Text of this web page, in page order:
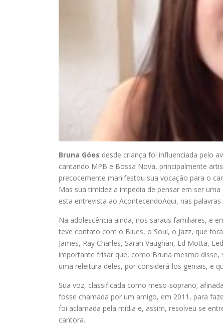
Bruna Góes desde criança foi influenciada pelo
cantando MPB e Bossa Nova, principalmente
precocemente manifestou sua vocação para o
Mas sua timidez a impedia de pensar em ser
esta entrevista ao AcontecendoAqui, nas palavras
Na adolescência ainda, nos saraus familiares, e
teve contato com o Blues, o Soul, o Jazz, que
James, Ray Charles, Sarah Vaughan, Ed Motta,
importante frisar que, como Bruna mesmo
uma releitura deles, por considerá-los geniais, e
Sua voz, classificada como meso-soprano;
fosse chamada por um amigo, em 2011, para
foi aclamada pela mídia e, assim, resolveu se
cantora.